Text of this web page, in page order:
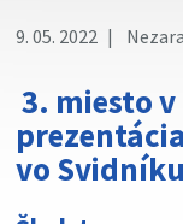
9. 05. 2022
3. miesto
vo Svidníku